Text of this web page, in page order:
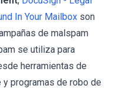
In Your Mailbox son
de malspam
se utiliza para
herramientas de
programas de robo de